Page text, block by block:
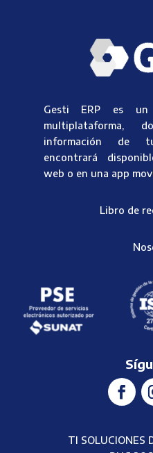
Gesti ERP es un
multiplataforma,
información de
encontrará
web o en una app
Libro de
TI SOLUCIONES